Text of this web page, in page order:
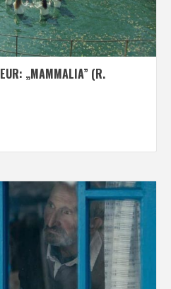
„MAMMALIA” (R.